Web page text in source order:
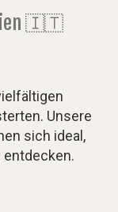
🇮🇹
Unsere
sich ideal,
entdecken.